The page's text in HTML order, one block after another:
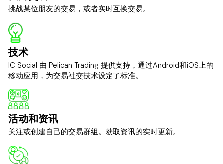
挑战某位朋友的交易，或者实时互换交易。
技术
IC Social 由 Pelican Trading 提供支持，通过Android和iOS上的
移动应用，为交易社交技术设定了标准。
活动和资讯
关注或创建自己的交易群组。获取资讯的实时更新。